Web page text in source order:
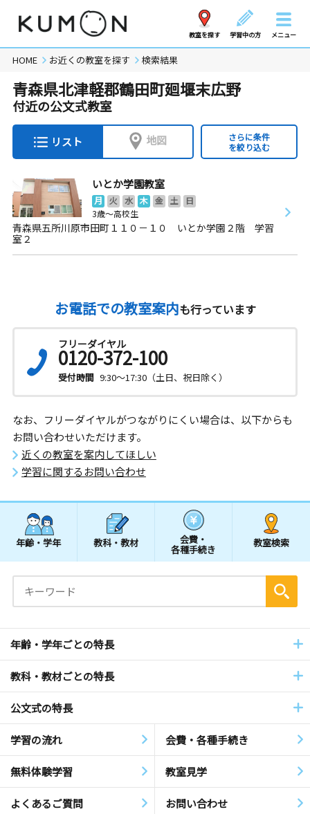
教室を探す 学習中の方 メニュー
HOME お近くの教室を探す 検索結果
青森県北津軽郡鶴田町廻堰末広野
付近の公文式教室
リスト 地図
さらに条件
を絞り込む
いとか学園教室
月 火 水 木 金 土
日
3歳～高校生
青森県五所川原市田町１１０－１０ いとか学園２階 学習
室２
お電話での教室案内も行っています
フリーダイヤル
0120-372-100
受付時間 9:30～17:30（土日、祝日除く）
なお、フリーダイヤルがつながりにくい場合は、以下からも
お問い合わせいただけます。
近くの教室を案内してほしい
学習に関するお問い合わせ
年齢・学年 教科・教材 会費・
各種手続き
教室検索
年齢・学年ごとの特長
教科・教材ごとの特長
公文式の特長
学習の流れ 会費・各種手続き
無料体験学習 教室見学
よくあるご質問 お問い合わせ